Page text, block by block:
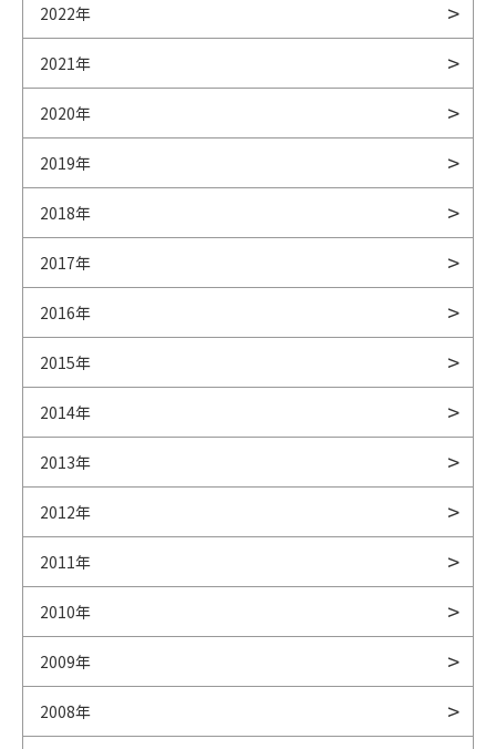
2022年
2021年
2020年
2019年
2018年
2017年
2016年
2015年
2014年
2013年
2012年
2011年
2010年
2009年
2008年